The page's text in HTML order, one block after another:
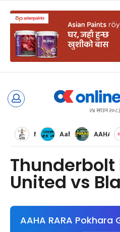
Skip
२४ साउन
Nepal Super League
Aaha RARAAAHA
Thunderbolt
United vs
AAHA RARA